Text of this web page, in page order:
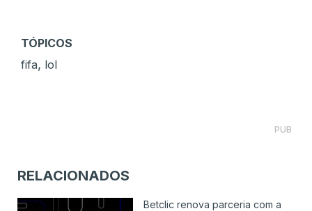
TÓPICOS
fifa, lol
PUB
RELACIONADOS
Betclic renova parceria com a